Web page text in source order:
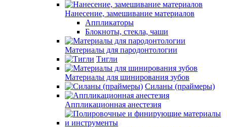
Нанесение, замешивание материалов
Аппликаторы
Блокноты, стекла, чаши
Материалы для пародонтологии
Тигли
Материалы для шинирования зубов
Силаны (праймеры)
Аппликационная анестезия